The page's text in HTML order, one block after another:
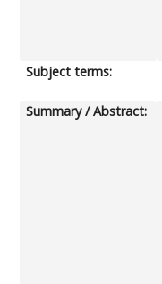
Subject terms:
Summary / Abstract: